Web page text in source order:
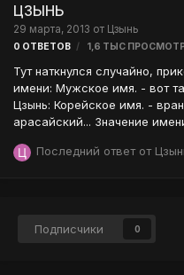
но даже их удалили - вот ведь! Ну что, я ж
миролюбивый и
модератором - фик, однако
ЦЗЫНЬ
29 марта, 2013 от Цзынь
0 ОТВЕТОВ 1,6 ТЫС
Тут наткнулся случайно, прикольно
имени: Мужское имя. - вот так фокус!
Цзынь: Корейское имя. -
арасайский... Значение имени Цзынь: драгоценный. - это
Цзынь: Ц - лидер, не лишенный притязаний, заносчивости,
целым, с традициями - ну хз,
способный существовать в
Последний ответ от
Подписчики 0